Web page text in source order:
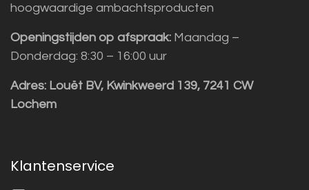
hoogwaardige ambachtsproducten
Openingstijden op afspraak: Maandag –
Donderdag: 8:30 – 16:00 uur
Adres: Louët BV, Kwinkweerd 139, 7241 CW
Lochem
Klantenservice